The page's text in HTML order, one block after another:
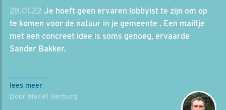
28.01.22 Je hoeft geen ervaren lobbyist te zijn om op
te komen voor de natuur in je gemeente . Een mailtje
met een concreet idee is soms genoeg, ervaarde
Sander Bakker.
lees meer
Door Mariël Verburg